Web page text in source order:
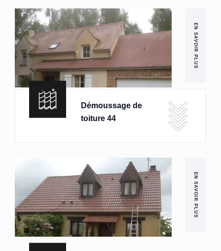
EN SAVOIR PLUS
Démoussage de
toiture 44
EN SAVOIR PLUS